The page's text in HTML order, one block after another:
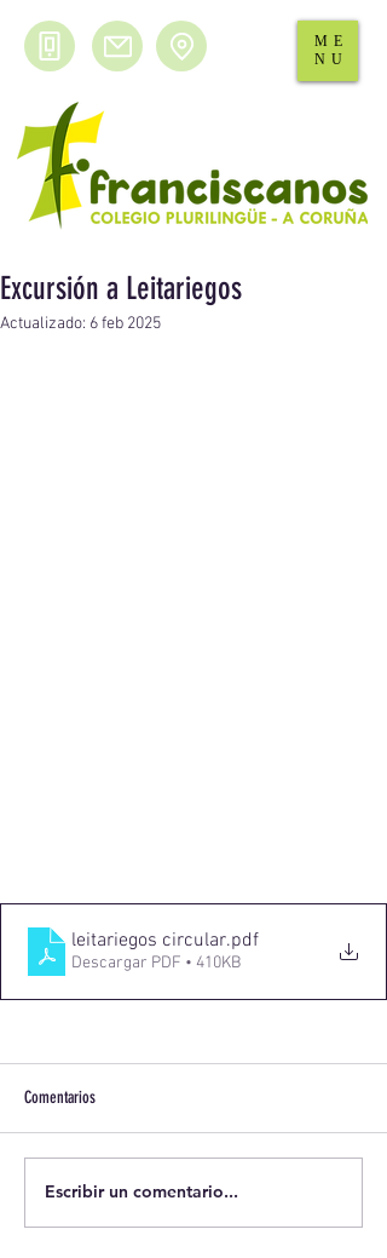
ME
NU
Excursión a Leitariegos
Actualizado: 6 feb 2025
leitariegos circular.pdf
Descargar PDF • 410KB
Comentarios
Escribir un comentario...